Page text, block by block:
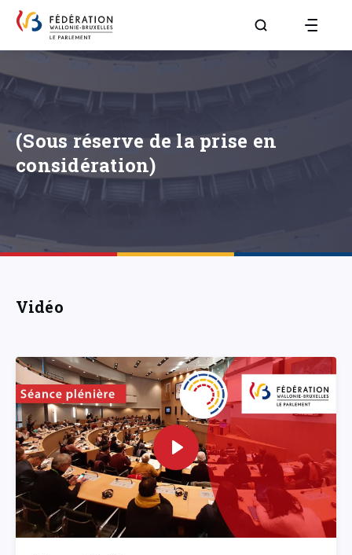
Aller à la page
(Sous réserve de la prise en
considération)
Vidéo